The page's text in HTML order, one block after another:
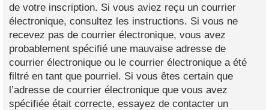
de votre inscription. Si vous aviez reçu un courrier
électronique, consultez les instructions. Si vous ne
recevez pas de courrier électronique, vous avez
probablement spécifié une mauvaise adresse de
courrier électronique ou le courrier électronique a été
filtré en tant que pourriel. Si vous êtes certain que
l’adresse de courrier électronique que vous avez
spécifiée était correcte, essayez de contacter un